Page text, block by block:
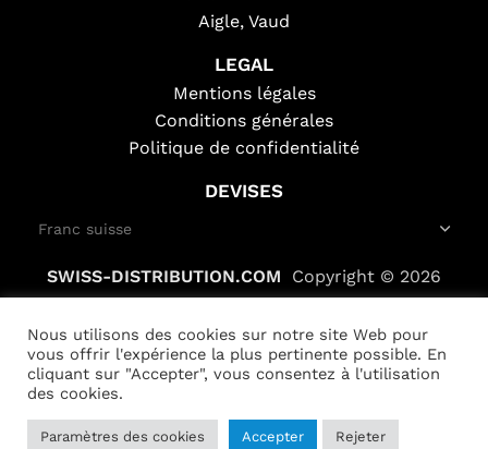
Aigle, Vaud
LEGAL
Mentions légales
Conditions générales
Politique de confidentialité
DEVISES
SWISS-DISTRIBUTION.COM Copyright © 2026
Gâchette
accélérateur
Alternative:
Nous utilisons des cookies sur notre site Web pour
vous offrir l'expérience la plus pertinente possible. En
cliquant sur "Accepter", vous consentez à l'utilisation
des cookies.
Paramètres des cookies Accepter Rejeter